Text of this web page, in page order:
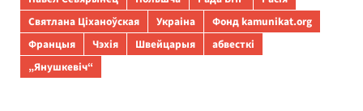
Святлана Ціханоўская
Украіна
Фонд kamunikat.org
Францыя
Чэхія Швейцарыя
абвесткі
„Янушкевіч“